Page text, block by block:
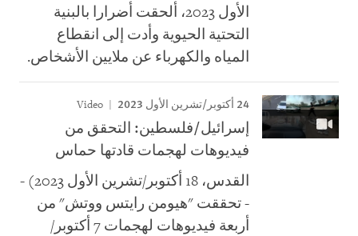
الأول 2023، ألحقت أضرارا بالبنية
التحتية الحيوية وأدت إلى انقطاع
المياه والكهرباء عن ملايين الأشخاص.
24 أكتوبر/تشرين الأول 2023
إسرائيل/فلسطين: التحقق من
فيديوهات لهجمات قادتها حماس
القدس، 18 أكتوبر/تشرين الأول 2023) -
- تحققت "هيومن رايتس ووتش" من
أربعة فيديوهات لهجمات 7 أكتوبر/